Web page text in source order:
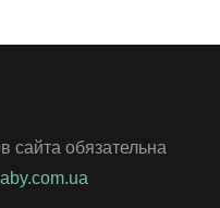
сайта обязательна